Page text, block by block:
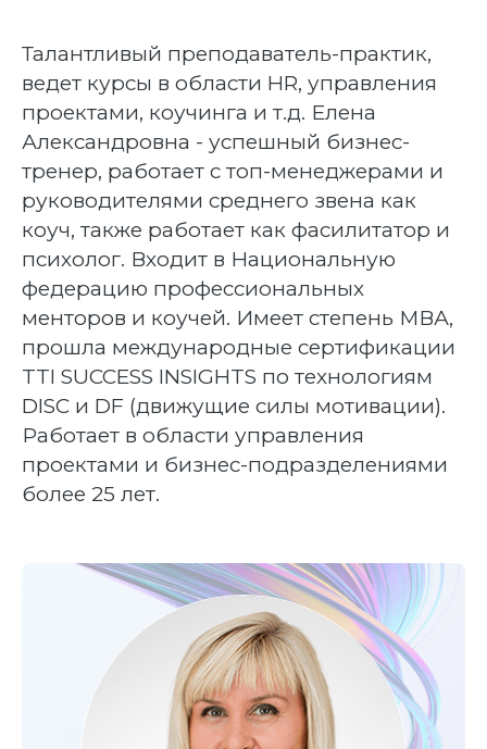
Талантливый преподаватель-практик,
ведет курсы в области HR, управления
проектами, коучинга и т.д. Елена
Александровна - успешный бизнес-
тренер, работает с топ-менеджерами и
руководителями среднего звена как
коуч, также работает как фасилитатор и
психолог. Входит в Национальную
федерацию профессиональных
менторов и коучей. Имеет степень МВА,
прошла международные сертификации
TTI SUCCESS INSIGHTS по технологиям
DISC и DF (движущие силы мотивации).
Работает в области управления
проектами и бизнес-подразделениями
более 25 лет.